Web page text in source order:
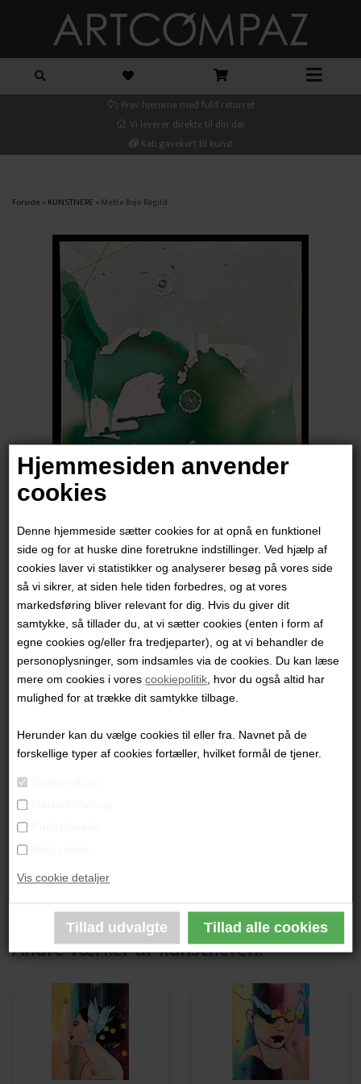
Hjemmesiden anvender
cookies
Denne hjemmeside sætter cookies for at opnå en funktionel
side og for at huske dine foretrukne indstillinger. Ved hjælp af
cookies laver vi statistikker og analyserer besøg på vores side
så vi sikrer, at siden hele tiden forbedres, og at vores
markedsføring bliver relevant for dig. Hvis du giver dit
samtykke, så tillader du, at vi sætter cookies (enten i form af
egne cookies og/eller fra tredjeparter), og at vi behandler de
personoplysninger, som indsamles via de cookies. Du kan læse
mere om cookies i vorescookiepolitik , hvor du også altid har
mulighed for at trække dit samtykke tilbage.
Herunder kan du vælge cookies til eller fra. Navnet på de
forskellige typer af cookies fortæller, hvilket formål de tjener.
Vis cookie detaljer
Prøv hjemme med fuld returret
Vi leverer direkte til din dør
Køb gavekort til kunst
Forside »KUNSTNERE »Mette Boje Røgild
Mette Boje Røgild
4.800,00DKK
"Out of Reach 1"
80x60 cm.
Akryl på Lærred
Sort ramme
Andre værker af kunstneren: